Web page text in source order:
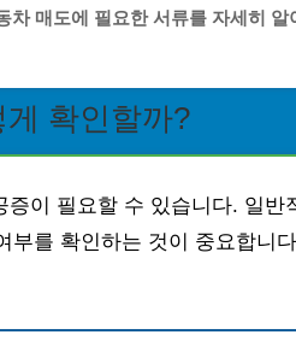
차 매도에 필요한 서류를 자세히 알
확인할까?
증이 필요할 수 있습니다. 일
부를 확인하는 것이 중요합니